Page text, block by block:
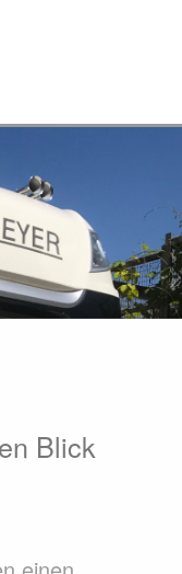
Blick